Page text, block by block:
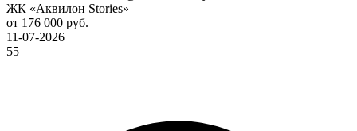
ЖК «Аквилон Stories»
от 176 000 руб.
11-07-2026
55